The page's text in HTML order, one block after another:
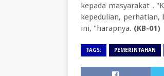
kepada masyarakat .
kepedulian, perhatian,
ini, "harapnya. (KB-01)
TAGS: PEMERINTAHAN